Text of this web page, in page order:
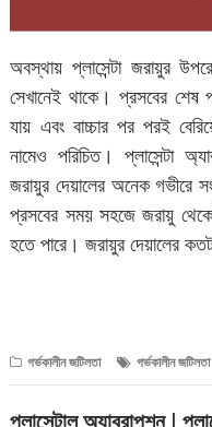
অবস্থায় প্লাসেন্টা জরায়ুর
সেখানেই থাকে। প্রসবের শেষ
যায় এবং বাচ্চার পর পরই
নামেও পরিচিত। প্লাসেন্টা
জরায়ুর দেয়ালের অনেক গভীরে
প্রসবের সময় সহজে জরায়ু
হতে পারে। জরায়ুর দেয়ালের
গর্ভকালীন জটিলতা গর্ভকালীন জটিলতা
প্লাসেন্টাল অ্যাবরাপশন |